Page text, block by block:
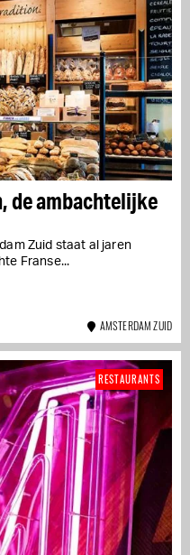
de ambachtelijke
Zuid staat al jaren
Franse...
AMSTERDAM ZUID
RESTAURANTS